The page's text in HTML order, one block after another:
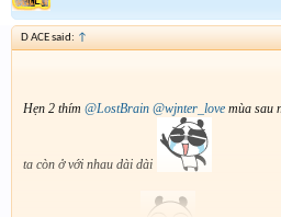
D ACE said: ↑
Hẹn 2 thím @LostBrain @wjnter_love mùa sau
ta còn ở với nhau dài dài